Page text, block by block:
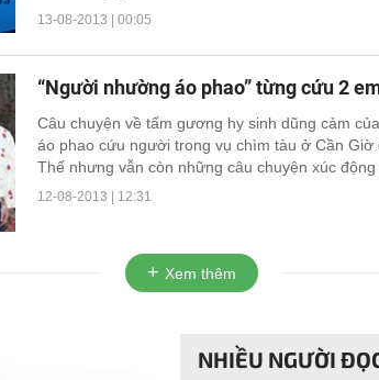
13-08-2013 | 00:05
“Người nhường áo phao” từng cứu 2
Câu chuyện về tấm gương hy sinh dũng cảm
áo phao cứu người trong vụ chìm tàu ở Cần Giờ
Thế nhưng vẫn còn những câu chuyện xúc
12-08-2013 | 12:31
Xem thêm
NHIỀU NGƯỜI